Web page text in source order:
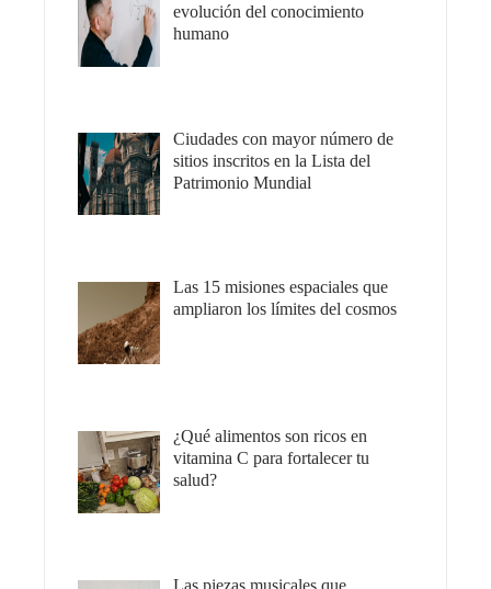
evolución del conocimiento
humano
Ciudades con mayor número de
sitios inscritos en la Lista del
Patrimonio Mundial
Las 15 misiones espaciales que
ampliaron los límites del cosmos
¿Qué alimentos son ricos en
vitamina C para fortalecer tu
salud?
Las piezas musicales que